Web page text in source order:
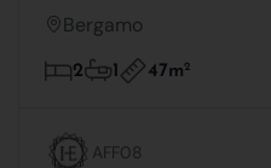
Bergamo
2 1 47m2
AFF08